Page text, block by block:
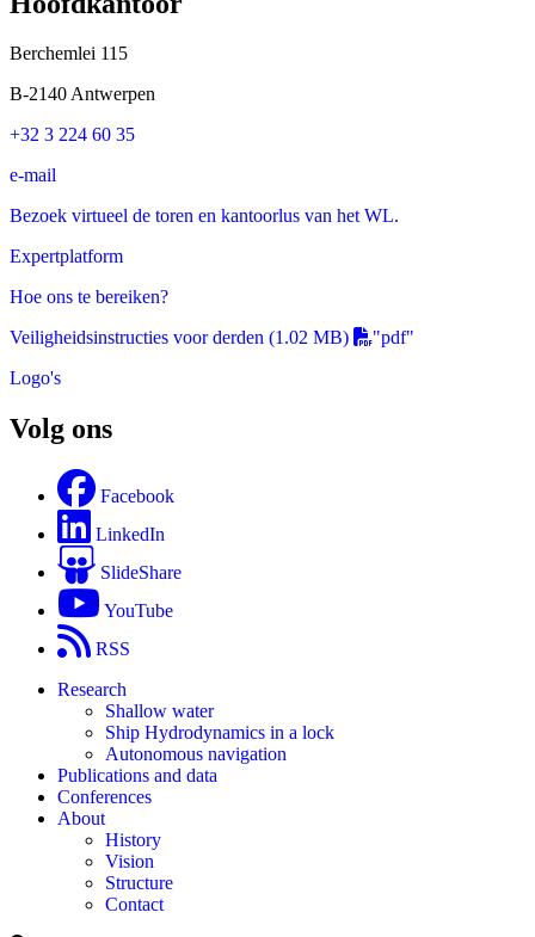
Berchemlei 115
B-2140 Antwerpen
+32 3 224 60 35
e-mail
Bezoek virtueel de toren en kantoorlus van het WL.
Expertplatform
Hoe ons te bereiken?
Veiligheidsinstructies voor derden (1.02 MB)
"pdf"
Logo's
Volg ons
Facebook
LinkedIn
SlideShare
YouTube
RSS
Research
Shallow water
Ship Hydrodynamics in a lock
Autonomous navigation
Publications and data
Conferences
About
History
Vision
Structure
Contact